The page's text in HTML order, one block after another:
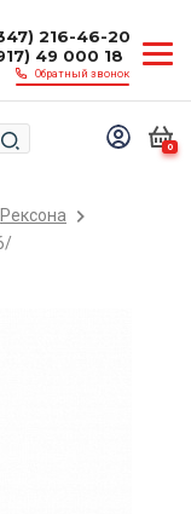
216-46-20
49 000 18
Обратный звонок
0
Рексона